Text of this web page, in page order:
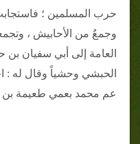
حرب المسلمين ؛
وجمعٌ من الأحابيش ،
العامة إلى أبي سفيان
الحبشي وحشياً وقال له
عم محمد بعمي طعيمة